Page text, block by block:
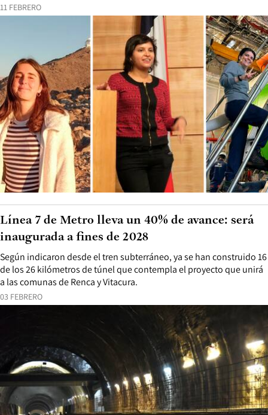
11 FEBRERO
03 FEBRERO
Según indicaron desde el tren subterráneo, ya se han construido 16
de los 26 kilómetros de túnel que contempla el proyecto que unirá
a las comunas de Renca y Vitacura.
Línea 7 de Metro lleva un 40% de avance: será
inaugurada a fines de 2028